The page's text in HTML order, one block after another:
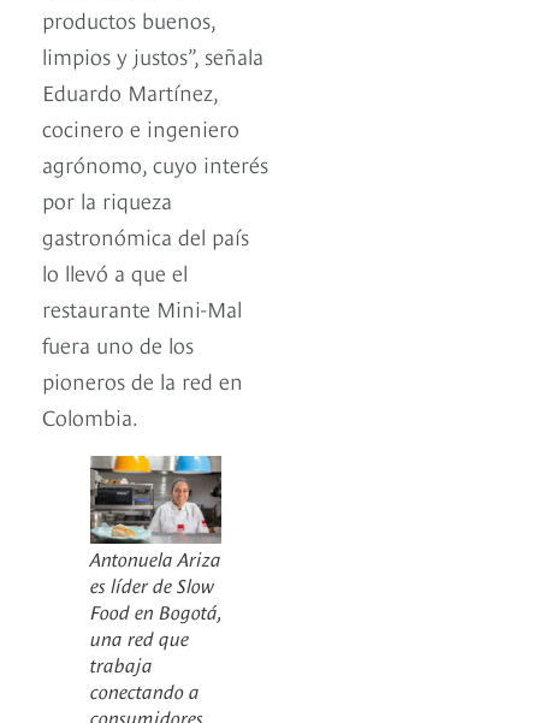
productos buenos,
limpios y justos”, señala
Eduardo Martínez,
cocinero e ingeniero
agrónomo, cuyo interés
por la riqueza
gastronómica del país
lo llevó a que el
restaurante Mini-Mal
fuera uno de los
pioneros de la red en
Colombia.
Antonuela Ariza
es líder de Slow
Food en Bogotá,
una red que
trabaja
conectando a
consumidores,